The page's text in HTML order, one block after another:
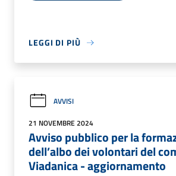
LEGGI DI PIÙ
AVVISI
21 NOVEMBRE 2024
Avviso pubblico per la
dell’albo dei volontari del
Viadanica - aggiornamento